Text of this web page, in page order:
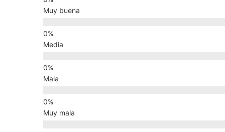
Muy buena
Media
Mala
Muy mala